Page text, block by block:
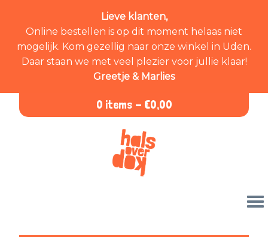
Lieve klanten,
Online bestellen is op dit moment helaas niet
mogelijk. Kom gezellig naar onze winkel in Uden.
Daar staan we met veel plezier voor jullie klaar!
Greetje & Marlies
0 items - €0,00